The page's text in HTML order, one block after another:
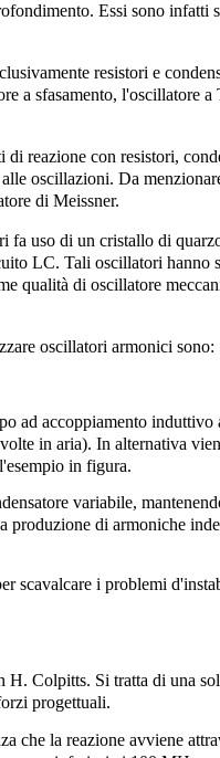
Essi sono
resistori e
a sfasamento, l'oscillatore a
reazione con resistori,
alle oscillazioni. Da
di Meissner.
fa uso di un cristallo di
LC. Tali oscillatori hanno
qualità di oscillatore
oscillatori armonici sono:
ad accoppiamentoinduttivo
in aria). In alternativa
in figura.
variabile,
produzione di armoniche
scavalcare i problemi
Colpitts. Si tratta di una
progettuali.
che la reazione avviene